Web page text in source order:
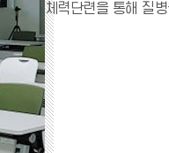
체력단련을 통해 질